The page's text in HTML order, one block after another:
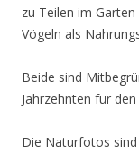
zu Teilen im
Vögeln als
Beide sind
Jahrzehnten für
Die Naturfotos